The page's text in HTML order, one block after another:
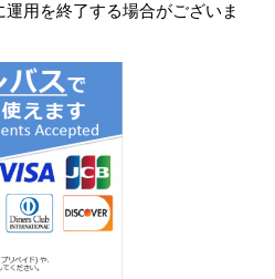
用を終了する場合がございま